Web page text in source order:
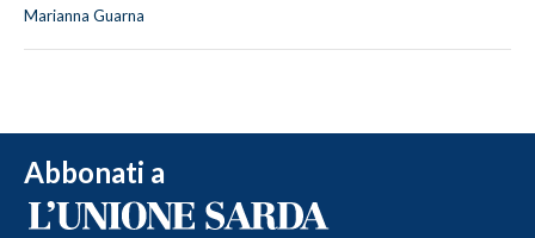
Marianna Guarna
Abbonati a